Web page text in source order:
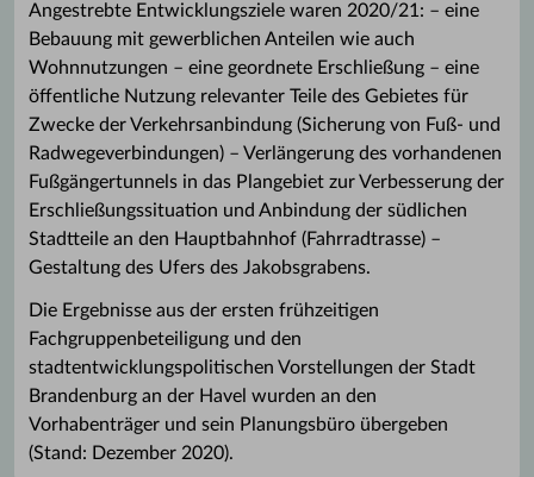
Angestrebte Entwicklungsziele waren 2020/21: – eine
Bebauung mit gewerblichen Anteilen wie auch
Wohnnutzungen – eine geordnete Erschließung – eine
öffentliche Nutzung relevanter Teile des Gebietes für
Zwecke der Verkehrsanbindung (Sicherung von Fuß- und
Radwegeverbindungen) – Verlängerung des vorhandenen
Fußgängertunnels in das Plangebiet zur Verbesserung der
Erschließungssituation und Anbindung der südlichen
Stadtteile an den Hauptbahnhof (Fahrradtrasse) –
Gestaltung des Ufers des Jakobsgrabens.
Die Ergebnisse aus der ersten frühzeitigen
Fachgruppenbeteiligung und den
stadtentwicklungspolitischen Vorstellungen der Stadt
Brandenburg an der Havel wurden an den
Vorhabenträger und sein Planungsbüro übergeben
(Stand: Dezember 2020).